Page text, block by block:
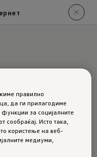
правилно
да ги прилагодиме
за социјалните
сообраќај. Исто така,
користење на веб-
медиуми,